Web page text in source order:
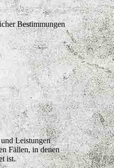
Bestimmungen
Leistungen
Fällen, in denen
ist.